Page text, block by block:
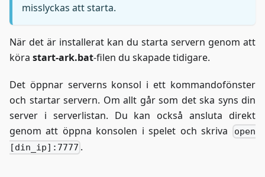
misslyckas att starta.
När det är installerat kan du starta servern genom att
köra start-ark.bat-filen du skapade tidigare.
Det öppnar serverns konsol i ett kommandofönster
och startar servern. Om allt går som det ska syns din
server i serverlistan. Du kan också ansluta direkt
genom att öppna konsolen i spelet och skriva
open
[din_ip]:7777 .